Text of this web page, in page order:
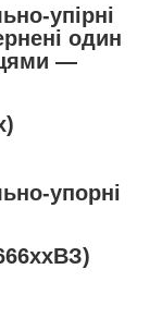
упірні
один
—
упорні